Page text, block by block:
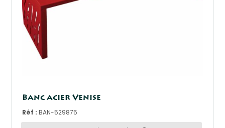
Banc acier Venise
Réf :BAN-529875